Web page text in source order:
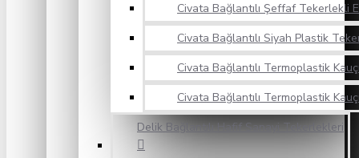
Civata Bağlantılı Şeffaf Tekerlekli
Civata Bağlantılı Siyah Plastik
Civata Bağlantılı Termoplastik
Civata Bağlantılı Termoplastik
Delik Bağlantılı Hafif Sanayi Tekerlekleri